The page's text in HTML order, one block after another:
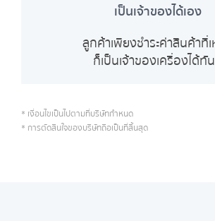
เป็นเจ้าของได้เอง
ลูกค้าเพียงชำระค่าสินค้าที่
ก็เป็นเจ้าของเครื่องได้ทั
* เงื่อนไขเป็นไปตามที่บริษัทกำหนด
* การตัดสินใจของบริษัทถือเป็นที่สิ้นสุด